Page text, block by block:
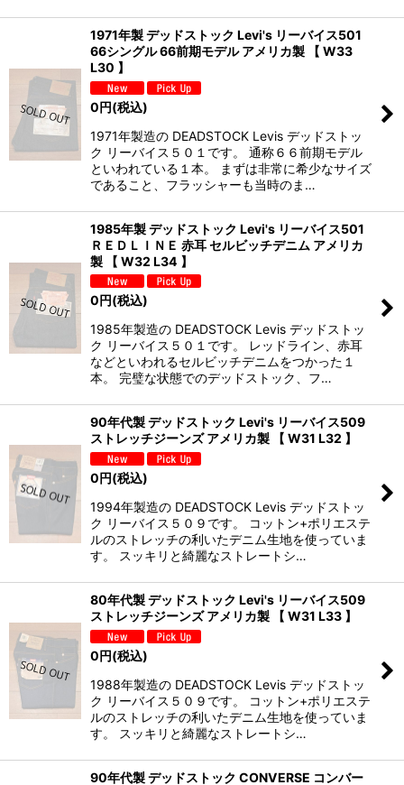
1971年製 デッドストック Levi's リーバイス501
66シングル 66前期モデル アメリカ製 【 W33
L30 】
0円(税込)
1971年製造の DEADSTOCK Levis デッドストッ
ク リーバイス５０１です。 通称６６前期モデル
といわれている１本。 まずは非常に希少なサイズ
であること、フラッシャーも当時のま…
1985年製 デッドストック Levi's リーバイス501
ＲＥＤＬＩＮＥ 赤耳 セルビッチデニム アメリカ
製 【 W32 L34 】
0 円(税込)
1985年製造の DEADSTOCK Levis デッドストッ
ク リーバイス５０１です。 レッドライン、赤耳
などといわれるセルビッチデニムをつかった１
本。 完璧な状態でのデッドストック、フ…
90年代製 デッドストック Levi's リーバイス509
ストレッチジーンズ アメリカ製 【 W31 L32 】
0円(税込)
1994年製造の DEADSTOCK Levis デッドストッ
ク リーバイス５０９です。 コットン+ポリエステ
ルのストレッチの利いたデニム生地を使っていま
す。 スッキリと綺麗なストレートシ…
80年代製 デッドストック Levi's リーバイス509
ストレッチジーンズ アメリカ製 【 W31 L33 】
0円(税込)
1988年製造の DEADSTOCK Levis デッドストッ
ク リーバイス５０９です。 コットン+ポリエステ
ルのストレッチの利いたデニム生地を使っていま
す。 スッキリと綺麗なストレートシ…
90年代製 デッドストック CONVERSE コンバー